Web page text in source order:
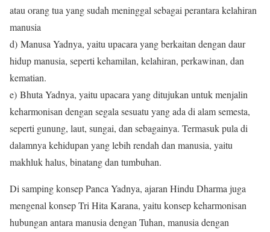
atau orang tua yang sudah meninggal sebagai perantara kelahiran
manusia
d) Manusa Yadnya, yaitu upacara yang berkaitan dengan daur
hidup manusia, seperti kehamilan, kelahiran, perkawinan, dan
kematian.
e) Bhuta Yadnya, yaitu upacara yang ditujukan untuk menjalin
keharmonisan dengan segala sesuatu yang ada di alam semesta,
seperti gunung, laut, sungai, dan sebagainya. Termasuk pula di
dalamnya kehidupan yang lebih rendah dan manusia, yaitu
makhluk halus, binatang dan tumbuhan.
Di samping konsep Panca Yadnya, ajaran Hindu Dharma juga
mengenal konsep Tri Hita Karana, yaitu konsep keharmonisan
hubungan antara manusia dengan Tuhan, manusia dengan